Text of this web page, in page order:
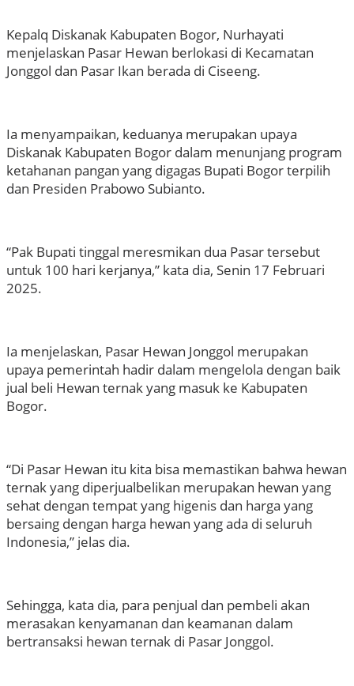
Kepalq Diskanak Kabupaten Bogor, Nurhayati
menjelaskan Pasar Hewan berlokasi di Kecamatan
Jonggol dan Pasar Ikan berada di Ciseeng.
Ia menyampaikan, keduanya merupakan upaya
Diskanak Kabupaten Bogor dalam menunjang program
ketahanan pangan yang digagas Bupati Bogor terpilih
dan Presiden Prabowo Subianto.
“Pak Bupati tinggal meresmikan dua Pasar tersebut
untuk 100 hari kerjanya,” kata dia, Senin 17 Februari
2025.
Ia menjelaskan, Pasar Hewan Jonggol merupakan
upaya pemerintah hadir dalam mengelola dengan baik
jual beli Hewan ternak yang masuk ke Kabupaten
Bogor.
“Di Pasar Hewan itu kita bisa memastikan bahwa hewan
ternak yang diperjualbelikan merupakan hewan yang
sehat dengan tempat yang higenis dan harga yang
bersaing dengan harga hewan yang ada di seluruh
Indonesia,” jelas dia.
Sehingga, kata dia, para penjual dan pembeli akan
merasakan kenyamanan dan keamanan dalam
bertransaksi hewan ternak di Pasar Jonggol.